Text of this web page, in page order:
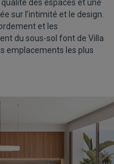
des espaces et une
sur l’intimité et le design.
et les
du sous-sol font de Villa
emplacements les plus